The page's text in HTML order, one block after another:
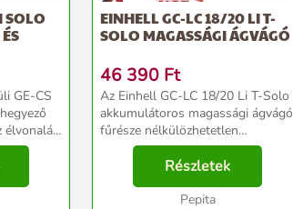
SOLO
GE-CS
élvonalát,
ha
A
EINHELL GC-LC 18/20 LI T-
SOLO MAGASSÁGI ÁGVÁGÓ
46 390 Ft
Az Einhell GC-LC 18/20 Li T-Solo
akkumulátoros magassági ágvágó
fűrésze nélkülözhetetlen
segítőtárs a fák és magasabbra
nőtt bokrok rendszeres
ápolásában. Az ágvágó a Power
X-Change család tagja. A ké...
Részletek
Pepita